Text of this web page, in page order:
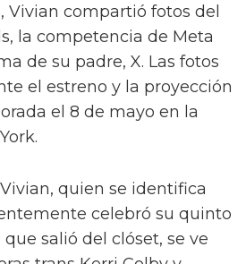
Vivian compartió fotos del
la competencia de Meta
de su padre, X. Las fotos
el estreno y la proyección
el 8 de mayo en la
quien se identifica
celebró su quinto
salió del clóset, se ve